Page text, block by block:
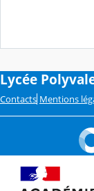
Lycée
Contacts Mentions